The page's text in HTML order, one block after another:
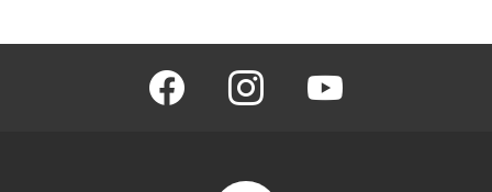
facebook instagram